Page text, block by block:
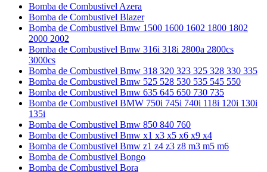
Bomba de Combustivel Azera
Bomba de Combustivel Blazer
Bomba de Combustivel Bmw 1500 1600 1602 1800 1802
2000 2002
Bomba de Combustivel Bmw 316i 318i 2800a 2800cs
3000cs
Bomba de Combustivel Bmw 318 320 323 325 328 330 335
Bomba de Combustivel Bmw 525 528 530 535 545 550
Bomba de Combustivel Bmw 635 645 650 730 735
Bomba de Combustivel BMW 750i 745i 740i 118i 120i 130i
135i
Bomba de Combustivel Bmw 850 840 760
Bomba de Combustivel Bmw x1 x3 x5 x6 x9 x4
Bomba de Combustivel Bmw z1 z4 z3 z8 m3 m5 m6
Bomba de Combustivel Bongo
Bomba de Combustivel Bora